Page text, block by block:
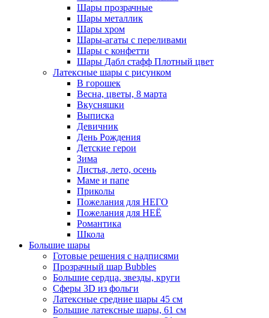
Шары прозрачные
Шары металлик
Шары хром
Шары-агаты с переливами
Шары с конфетти
Шары Дабл стафф Плотный цвет
Латексные шары с рисунком
В горошек
Весна, цветы, 8 марта
Вкусняшки
Выписка
Девичник
День Рождения
Детские герои
Зима
Листья, лето, осень
Маме и папе
Приколы
Пожелания для НЕГО
Пожелания для НЕЁ
Романтика
Школа
Большие шары
Готовые решения с надписями
Прозрачный шар Bubbles
Большие сердца, звезды, круги
Сферы 3D из фольги
Латексные средние шары 45 см
Большие латексные шары, 61 см